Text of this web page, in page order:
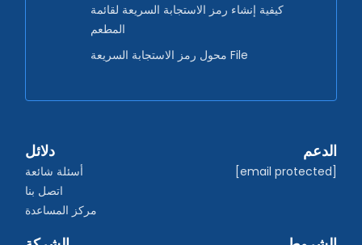
كيفية إنشاء رمز الاستجابة السريعة لقائمة
المطعم
محول رمز الاستجابة السريعة File
دلائل
أسئلة شائعة
اتصل بنا
مركز المساعدة
الدعم
[email protected]